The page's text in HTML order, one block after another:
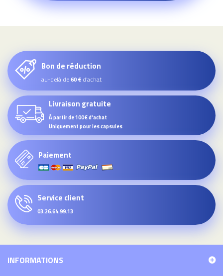
Bon de réduction
au-delà de60 € d’achat
Livraison gratuite
À partir de 100€ d'achat
Uniquement pour les capsules
Paiement
Service client
03.26.64.99.13
INFORMATIONS